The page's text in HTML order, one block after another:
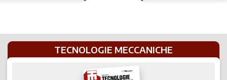
TECNOLOGIE MECCANICHE